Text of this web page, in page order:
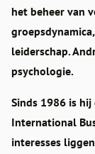
het beheer van
leiderschap.
psychologie.
Sinds 1986 is
International
interesses